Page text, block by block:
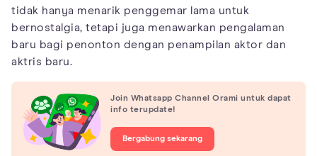
tidak hanya menarik penggemar lama untuk
bernostalgia, tetapi juga menawarkan pengalaman
baru bagi penonton dengan penampilan aktor dan
aktris baru.
Join Whatsapp Channel Orami untuk dapat
info terupdate!
Bergabung sekarang